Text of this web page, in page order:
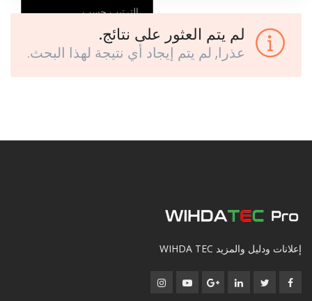
الترتيب حسب
لم يتم العثور على نتائج.
عذرا, لم يتم إيجاد أي نتيجة لهذا البحث.
إعلانات ودليل والمزيد WIHDA TEC